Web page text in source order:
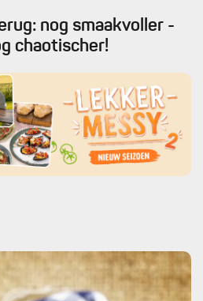
nog smaakvoller -
chaotischer!